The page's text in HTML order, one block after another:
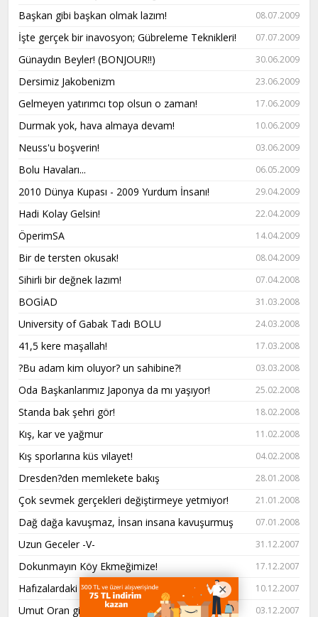
Başkan gibi başkan olmak lazım! 08.07.2009
İşte gerçek bir inavosyon; Gübreleme Teknikleri! 07.07.2009
Günaydın Beyler! (BONJOUR!!) 30.06.2009
Dersimiz Jakobenizm 23.06.2009
Gelmeyen yatırımcı top olsun o zaman! 17.06.2009
Durmak yok, hava almaya devam! 10.06.2009
Neuss'u boşverin! 03.06.2009
Bolu Havaları... 06.05.2009
2010 Dünya Kupası - 2009 Yurdum İnsanı! 29.04.2009
Hadi Kolay Gelsin! 22.04.2009
ÖperimSA 14.04.2009
Bir de tersten okusak! 08.04.2009
Sihirli bir değnek lazım! 07.04.2008
BOGİAD 31.03.2008
University of Gabak Tadı BOLU 24.03.2008
41,5 kere maşallah! 17.03.2008
?Bu adam kim oluyor? un sahibine?! 03.03.2008
Oda Başkanlarımız Japonya da mı yaşıyor! 25.02.2008
Standa bak şehri gör! 18.02.2008
Kış, kar ve yağmur 11.02.2008
Kış sporlarına küs vilayet! 04.02.2008
Dresden?den memlekete bakış 28.01.2008
Çok sevmek gerçekleri değiştirmeye yetmiyor! 21.01.2008
Dağ dağa kavuşmaz, İnsan insana kavuşurmuş 07.01.2008
Uzun Geceler -V- 31.12.2007
Dokunmayın Köy Ekmeğimize! 17.12.2007
Hafızalardaki yerini kaybeden şehir Bolu 10.12.2007
Umut Oran gitsin! 03.12.2007